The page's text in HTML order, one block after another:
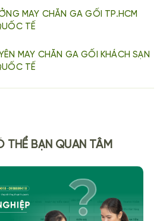
MAY CHĂN GA GỐI TP.HCM
TẾ
MAY CHĂN GA GỐI KHÁCH SẠN
TẾ
THỂ BẠN QUAN TÂM